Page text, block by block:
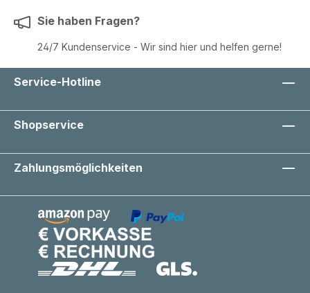
Sie haben Fragen?
24/7 Kundenservice - Wir sind hier und helfen gerne!
Service-Hotline
Shopservice
Zahlungsmöglichkeiten